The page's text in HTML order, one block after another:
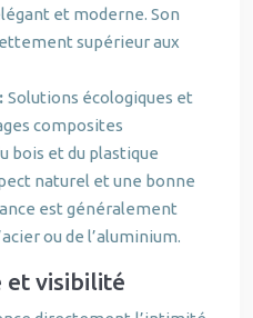
et moderne. Son
supérieur aux
Solutions écologiques et
composites
bois et du plastique
naturel et une bonne
est généralement
ou de l’aluminium.
et visibilité